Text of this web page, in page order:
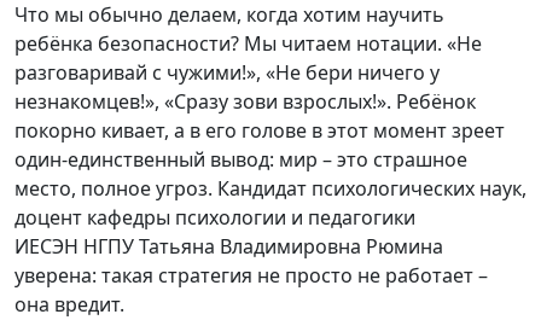
Что мы обычно делаем, когда хотим научить
ребёнка безопасности? Мы читаем нотации. «Не
разговаривай с чужими!», «Не бери ничего у
незнакомцев!», «Сразу зови взрослых!». Ребёнок
покорно кивает, а в его голове в этот момент зреет
один-единственный вывод: мир – это страшное
место, полное угроз. Кандидат психологических наук,
доцент кафедры психологии и педагогики
ИЕСЭН НГПУ Татьяна Владимировна Рюмина
уверена: такая стратегия не просто не работает –
она вредит.